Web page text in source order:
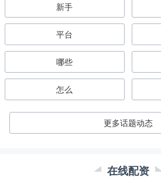
新手
平台
哪些
怎么
更多话题动态
在线配资